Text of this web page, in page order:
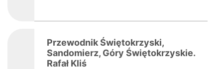
Przewodnik Świętokrzyski,
Sandomierz, Góry Świętokrzyskie.
Rafał Kliś